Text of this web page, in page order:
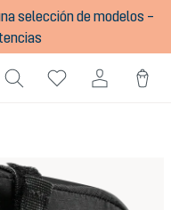
selección de modelos –